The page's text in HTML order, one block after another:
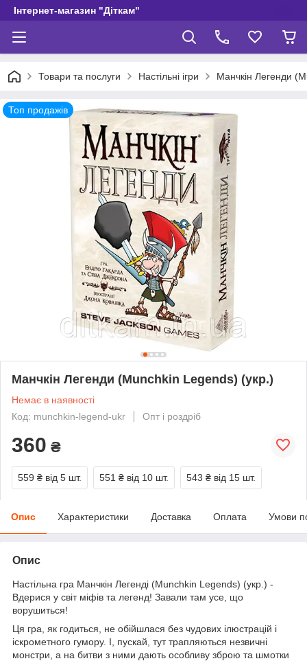
Інтернет-магазин "Діткам"
Товари та послуги Настільні ігри Манчкін Легенди
Топ продажів
Манчкін Легенди (Munchkin Legends) (укр.)
Немає в наявності
Код: munchkin-legend-ukr
Опт і роздріб
360 ₴
559 ₴ від 5 шт. 551 ₴ від 10 шт. 543 ₴ від 15 шт.
Опис Характеристики Доставка Оплата Умови
Опис
Настільна гра Манчкін Легенді (Munchkin Legends) (укр.) -
Вдерися у світ міфів та легенд! Завали там усе, що
ворушиться!
Ця гра, як годиться, не обійшлася без чудових ілюстрацій і
іскрометного гумору. І, пускай, тут трапляються незвичні
монстри, а на битви з ними дають особливу зброю та шмотки